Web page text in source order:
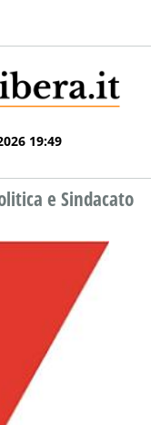
19:49
e Sindacato